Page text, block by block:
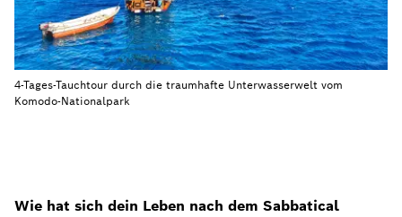
4-Tages-Tauchtour durch die traumhafte Unterwasserwelt vom
Komodo-Nationalpark
Wie hat sich dein Leben nach dem Sabbatical